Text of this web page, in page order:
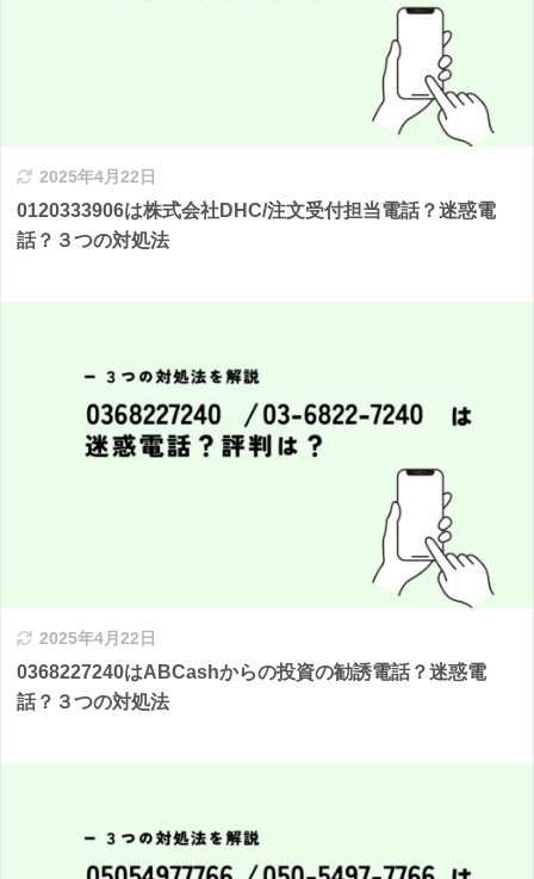
2025年4月22日
0120333906は株式会社DHC/注文受付担当電話？迷惑電
話？３つの対処法
2025年4月22日
0368227240はABCashからの投資の勧誘電話？迷惑電
話？３つの対処法